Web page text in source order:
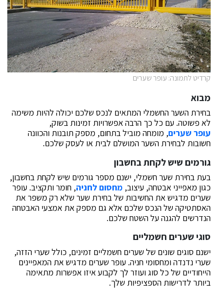
קרדיט לתמונה: עופר שערים
מבוא
בחירת השער החשמלי המתאים לנכס שלכם יכולה להיות משימה
לא פשוטה. עם כל כך הרבה אפשרויות זמינות בשוק,
עופר שערים, מומחה מוביל בתחום, מספק תובנות והכוונה
חשובות לבחירת השער המושלם לבית או לעסק שלכם.
גורמים שיש לקחת בחשבון
בעת בחירת שער חשמלי, ישנם מספר גורמים שיש לקחת בחשבון,
כגון מאפייני אבטחה, עיצוב, מחסום לחניה, חומר ותקציב. עופר
שערים מדגיש את החשיבות של בחירת שער שלא רק משפר את
האסתטיקה של הנכס שלכם אלא גם מספק את אמצעי האבטחה
הנדרשים להגנה על השטח שלכם.
סוגי שערים חשמליים
ישנם סוגים שונים של שערים חשמליים זמינים, כולל שערי הזזה,
שערי נדנדה ומחסומי חניה. עופר שערים מדגיש את המאפיינים
הייחודיים של כל סוג ועוזר לך לקבוע איזו אפשרות מתאימה
ביותר לדרישות הספציפיות שלך.